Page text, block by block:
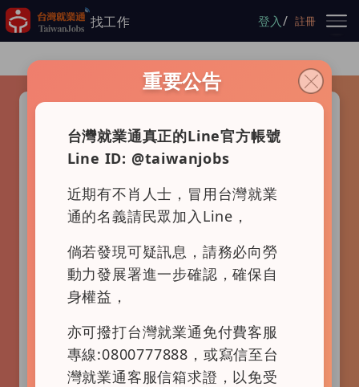
跳到主要內容
找工作 登入/ 註冊
請選擇查詢項目
查詢
重要公告
台灣就業通真正的Line官方帳號
Line ID: @taiwanjobs
近期有不肖人士，冒用台灣就業
通的名義請民眾加入Line，
倘若發現可疑訊息，請務必向勞
動力發展署進一步確認，確保自
身權益，
亦可撥打台灣就業通免付費客服
專線:0800777888，或寫信至台
灣就業通客服信箱求證，以免受